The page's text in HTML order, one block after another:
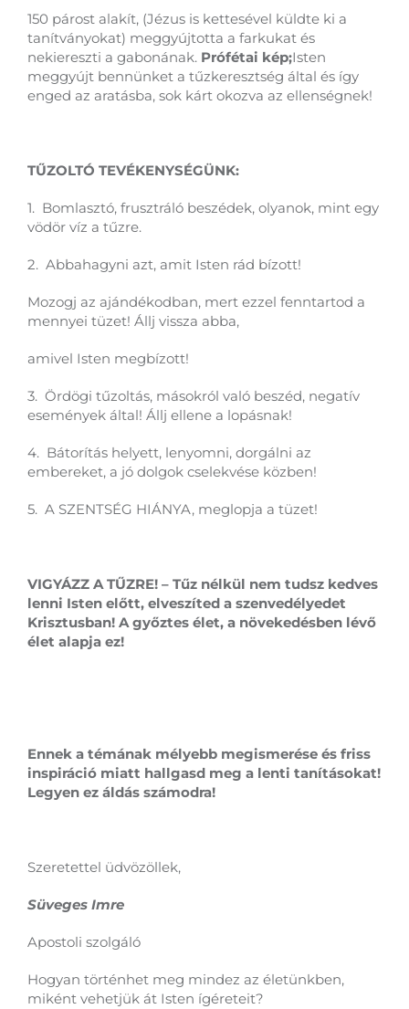
150 párost alakít, (Jézus is kettesével küldte ki a
tanítványokat) meggyújtotta a farkukat és
nekiereszti a gabonának. Prófétai kép;Isten
meggyújt bennünket a tűzkeresztség által és így
enged az aratásba, sok kárt okozva az ellenségnek!
TŰZOLTÓ TEVÉKENYSÉGÜNK:
1. Bomlasztó, frusztráló beszédek, olyanok, mint egy
vödör víz a tűzre.
2. Abbahagyni azt, amit Isten rád bízott!
Mozogj az ajándékodban, mert ezzel fenntartod a
mennyei tüzet! Állj vissza abba,
amivel Isten megbízott!
3. Ördögi tűzoltás, másokról való beszéd, negatív
események által! Állj ellene a lopásnak!
4. Bátorítás helyett, lenyomni, dorgálni az
embereket, a jó dolgok cselekvése közben!
5. A SZENTSÉG HIÁNYA, meglopja a tüzet!
VIGYÁZZ A TŰZRE! – Tűz nélkül nem tudsz kedves
lenni Isten előtt, elveszíted a szenvedélyedet
Krisztusban! A győztes élet, a növekedésben lévő
élet alapja ez!
Ennek a témának mélyebb megismerése és friss
inspiráció miatt hallgasd meg a lenti ta­nításokat!
Legyen ez áldás számodra!
Szeretettel üdvözöllek,
Süveges Imre
Apostoli szolgáló
Hogyan történhet meg mindez az életünkben,
miként vehetjük át Isten ígéreteit?